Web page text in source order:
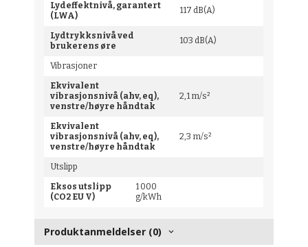
Lydeffektnivå, garantert
(LWA)
117 dB(A)
Lydtrykksnivå ved
brukerens øre
103 dB(A)
Vibrasjoner
Ekvivalent
vibrasjonsnivå (ahv, eq),
venstre/høyre håndtak
2,1 m/s²
Ekvivalent
vibrasjonsnivå (ahv, eq),
venstre/høyre håndtak
2,3 m/s²
Utslipp
Eksos utslipp
(CO2 EU V)
1 000
g/kWh
Produktanmeldelser (0)